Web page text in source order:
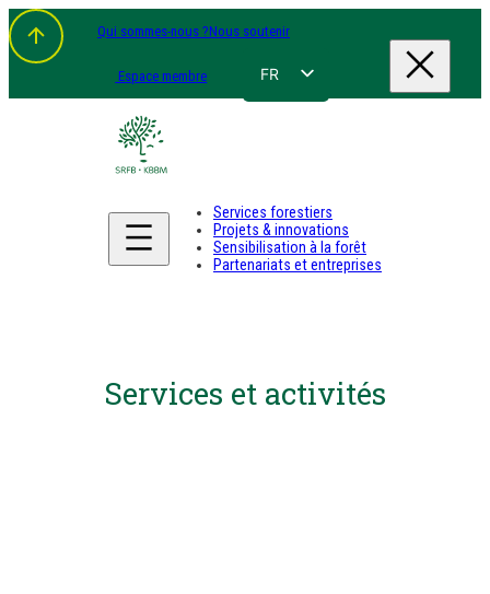
Qui sommes-nous ?Nous soutenir
Espace membre FR
DE
Services forestiers
Projets & innovations
Sensibilisation à la forêt
Partenariats et entreprises
Services et activités